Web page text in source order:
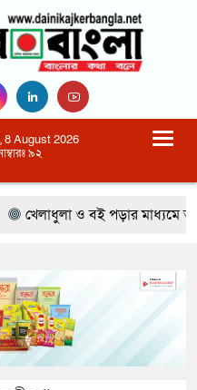
8 August 2026
৯২
খেলাধুলা ও বই পড়ার মাধ্যমে